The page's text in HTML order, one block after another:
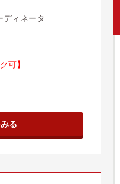
ディネータ
可】
る